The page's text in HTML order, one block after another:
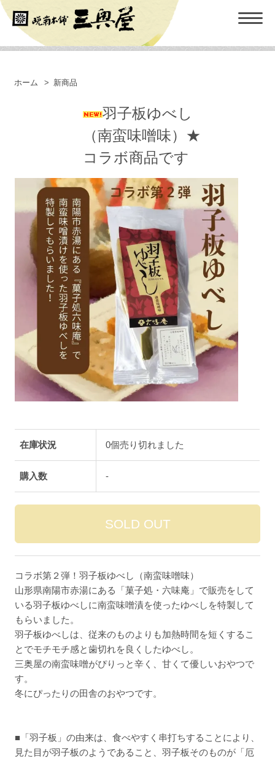
ホーム > 新商品
羽子板ゆべし
（南蛮味噌味）★
コラボ商品です
在庫状況 0個売り切れました
購入数 -
コラボ第２弾！羽子板ゆべし（南蛮味噌味）
山形県南陽市赤湯にある「菓子処・六味庵」で販売をして
いる羽子板ゆべしに南蛮味噌漬を使ったゆべしを特製して
もらいました。
羽子板ゆべしは、従来のものよりも加熱時間を短くするこ
とでモチモチ感と歯切れを良くしたゆべし。
三奥屋の南蛮味噌がぴりっと辛く、甘くて優しいおやつで
す。
冬にぴったりの田舎のおやつです。
■「羽子板」の由来は、食べやすく串打ちすることにより、
見た目が羽子板のようであること、羽子板そのものが「厄